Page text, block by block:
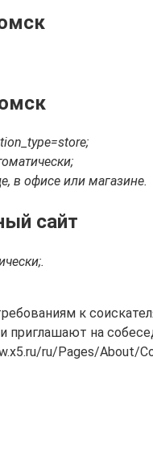
в офисе или магазине.
сайт
к
на
ru/Pages/About/